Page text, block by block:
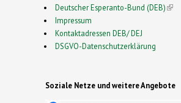
Deutscher Esperanto-Bund (DEB)
Impressum
Kontaktadressen DEB/ DEJ
DSGVO-Datenschutzerklärung
Soziale Netze und weitere Angebote